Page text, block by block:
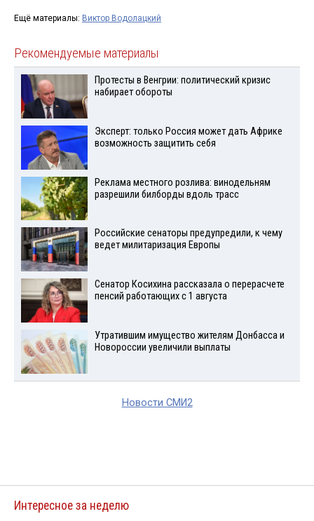
Ещё материалы: Виктор Водолацкий
Рекомендуемые материалы
Протесты в Венгрии: политический кризис
набирает обороты
Эксперт: только Россия может дать Африке
возможность защитить себя
Реклама местного розлива: винодельням
разрешили билборды вдоль трасс
Российские сенаторы предупредили, к чему
ведет милитаризация Европы
Сенатор Косихина рассказала о перерасчете
пенсий работающих с 1 августа
Утратившим имущество жителям Донбасса и
Новороссии увеличили выплаты
Новости СМИ2
Интересное за неделю